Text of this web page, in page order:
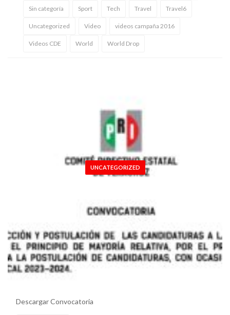
Sin categoría Sport Tech Travel Travel6
Uncategorized Video videos campaña 2016
Videos CDE World World Drop
UNCATEGORIZED
MAYORIA RELATIVA, POR EL PROCEDIMIENTO
CANDIDATURAS, CON OCASIÓN DEL PROCESO
ELECTORAL 2023-2024
Descargar Convocatoria